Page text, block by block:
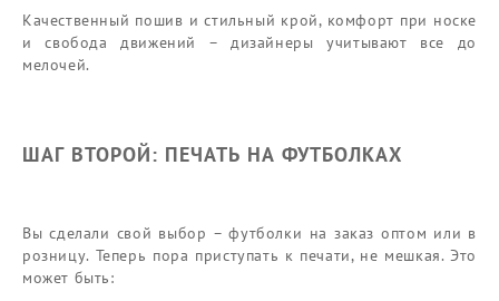
Качественный пошив и стильный крой, комфорт при носке
и свобода движений – дизайнеры учитывают все до
мелочей.
ШАГ ВТОРОЙ: ПЕЧАТЬ НА ФУТБОЛКАХ
Вы сделали свой выбор – футболки на заказ оптом или в
розницу. Теперь пора приступать к печати, не мешкая. Это
может быть: